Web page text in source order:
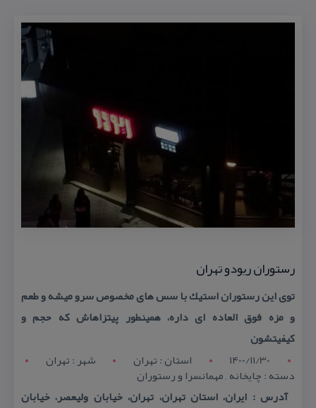
رستوران ریودو تهران
توی این رستوران استیك با سس های مخصوص سرو میشه و طعم
و مزه فوق العاده ای داره، همینطور پیتزاهاش كه حجم و
كیفیتشون
1400/11/30
استان : تهران شهر : تهران
دسته : چایخانه , مهمانسرا و رستوران
آدرس : ایران، استان تهران، تهران، خیابان ولیعصر، خیابان